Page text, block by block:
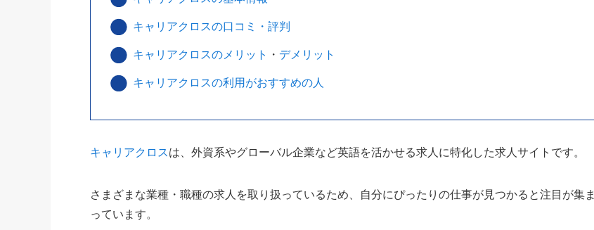
キャリアクロスの口コミ・評判
キャリアクロスのメリット ・ デメリット
キャリアクロスの利用がおすすめの人
キャリアクロスは、外資系やグローバル企業など英語を活かせる求人に特化した求人サイトです。
さまざまな業種・職種の求人を取り扱っているため、自分にぴったりの仕事が見つかると注目が集ま
っています。